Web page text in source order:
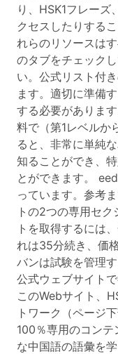
り、HSK1フレーズ
クセスしたりする
れらのリソースは
のタブをチェック
い。公式リスト付
ます。適切に準備
する必要がありま
料で（第1レベルか
ると、非常に単純
知ることができ、
とができます。
っています。参考
トの2つの専用セ
トを取得するには
れは35分続き、価
バンは試験を管理
公式ウェブサイト
このWebサイト、
トワーク（ページ
100％専用のコン
な中国語の語彙を